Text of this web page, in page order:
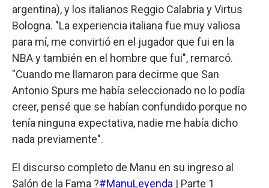
argentina), y los italianos Reggio Calabria y Virtus
Bologna. "La experiencia italiana fue muy valiosa
para mí, me convirtió en el jugador que fui en la
NBA y también en el hombre que fui", remarcó.
"Cuando me llamaron para decirme que San
Antonio Spurs me había seleccionado no lo podía
creer, pensé que se habían confundido porque no
tenía ninguna expectativa, nadie me había dicho
nada previamente".
El discurso completo de Manu en su ingreso al
Salón de la Fama ?#ManuLeyenda | Parte 1